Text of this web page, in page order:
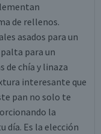
de rellenos.
asados para un
para un
de chía y linaza
interesante que
pan no solo te
la
día. Es la elección